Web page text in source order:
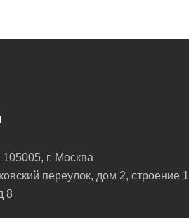
105005, г. Москва
переулок, дом 2, строение
8